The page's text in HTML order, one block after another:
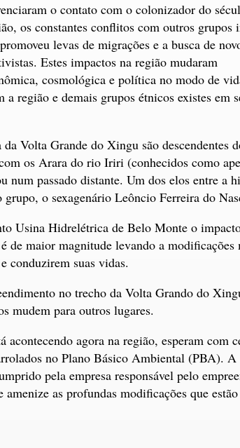
o contato com o colonizador do
os constantes conflitos com outros grupos
levas de migrações e a busca de
Estes impactos na região mudaram
cosmológica e política no modo de
região e demais grupos étnicos existes em
Volta Grande do Xingu são descendentes
os Arara do rio Iriri (conhecidos como
passado distante. Um dos elos entre a
grupo, o sexagenário Leôncio Ferreira do
Usina Hidrelétrica de Belo Monte o
de maior magnitude levando a modificações
conduzirem suas vidas.
no trecho da Volta Grando do
mudem para outros lugares.
acontecendo agora na região, esperam com
no Plano Básico Ambiental (PBA). A
pela empresa responsável pelo
as profundas modificações que estão